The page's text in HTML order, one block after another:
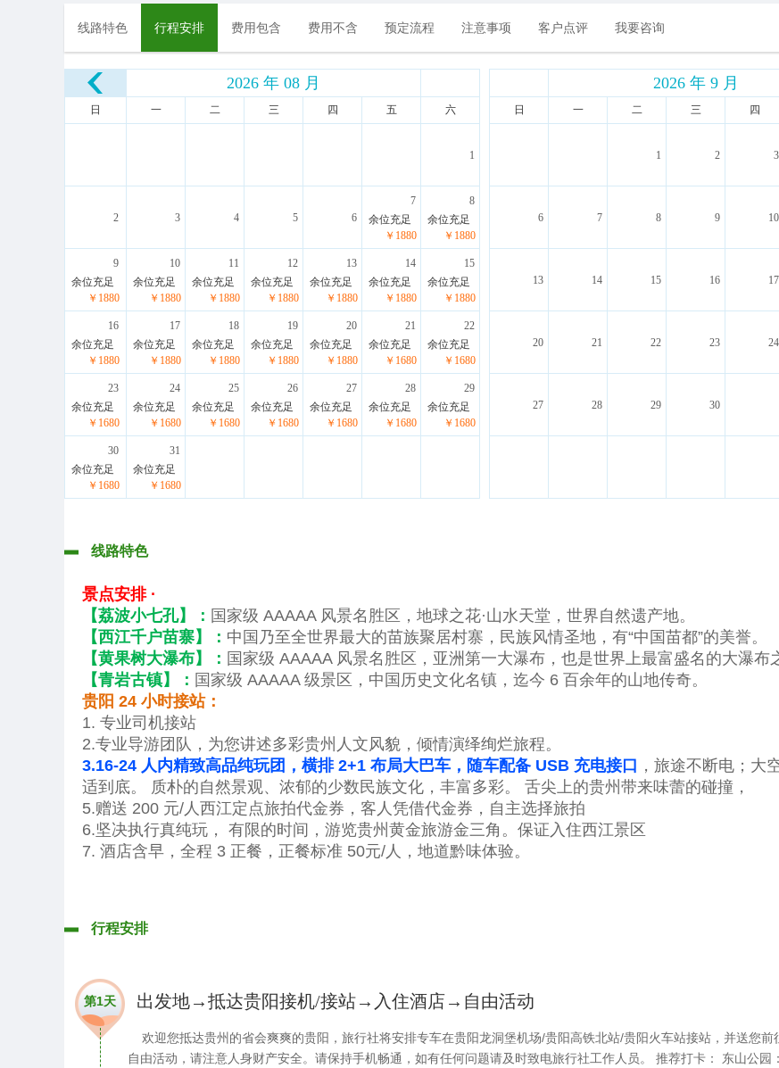
线路特色 行程安排 费用包含 费用不含 预定流程 注意事项 客户点评 我要咨询
2026 年 08 月
日 一 二 三 四 五 六
1
2 3 4 5 6
7
余位充足
￥1880
8
余位充足
￥1880
9
余位充足
￥1880
10
余位充足
￥1880
11
余位充足
￥1880
12
余位充足
￥1880
13
余位充足
￥1880
14
余位充足
￥1880
15
余位充足
￥1880
16
余位充足
￥1880
17
余位充足
￥1880
18
余位充足
￥1880
19
余位充足
￥1880
20
余位充足
￥1880
21
余位充足
￥1680
22
余位充足
￥1680
23
余位充足
￥1680
24
余位充足
￥1680
25
余位充足
￥1680
26
余位充足
￥1680
27
余位充足
￥1680
28
余位充足
￥1680
29
余位充足
￥1680
30
余位充足
￥1680
31
余位充足
￥1680
2026 年 9 月
日 一 二 三 四
1 2 3
6 7 8 9 10
13 14 15 16 17
20 21 22 23 24
27 28 29 30
线路特色
景点安排 ·
【荔波小七孔】： 国家级 AAAAA 风景名胜区，地球之花·山水天堂，世界自然遗产地。
【西江千户苗寨】： 中国乃至全世界最大的苗族聚居村寨，民族风情圣地，有“中国苗都”的美誉。
【黄果树大瀑布】： 国家级 AAAAA 风景名胜区，亚洲第一大瀑布，也是世界上最富盛名的大瀑布
【青岩古镇】： 国家级 AAAAA 级景区，中国历史文化名镇，迄今 6 百余年的山地传奇。
贵阳 24 小时接站：
1. 专业司机接站
2.专业导游团队，为您讲述多彩贵州人文风貌，倾情演绎绚烂旅程。
3.16-24 人内精致高品纯玩团，横排 2+1 布局大巴车 ，随车配备 USB 充电接口 ，旅途不断电；大
适到底。 质朴的自然景观、浓郁的少数民族文化，丰富多彩。
舌尖上的贵州带来味蕾的碰撞，
5.赠送 200 元/人西江定点旅拍代金券，客人凭借代金券，自主选择旅拍
6.坚决执行真纯玩，
有限的时间，游览贵州黄金旅游金三角。 保证入住西江景区
7. 酒店含早，全程 3 正餐，正餐标准 50元/人，地道黔味体验。
行程安排
第1天 出发地→抵达贵阳接机/接站→入住酒店→自由活动
欢迎您抵达贵州的省会爽爽的贵阳，旅行社将安排专车在贵阳龙洞堡机场/贵阳高铁北站/贵阳火车站接站，并送您前
自由活动，请注意人身财产安全。请保持手机畅通，如有任何问题请及时致电旅行社工作人员。 推荐打卡： 东山公园